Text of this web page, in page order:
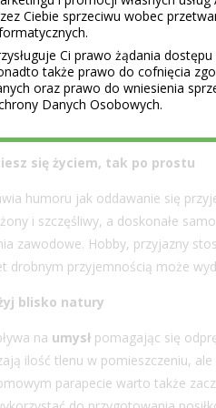
porządek w kuchni
jest zdania, że zdrowie jest
się zdrowe
celu warto jeść jak najwięcej
produktów
się życiem, tak po prostu
humoru jak oddawanie się
i szczęśliwy, a doskonałe
zawodowe. Hobby, przyjazny
drobnym przyjemnością może
blisko natury
na umysł pomagając się
ilość tlenu w pomieszczeniu,
parapecie warto także
Ciebie sprzeciwu wobec
Ci prawo żądania
także prawo do cofnięcia
oraz prawo do wniesienia
Danych Osobowych.